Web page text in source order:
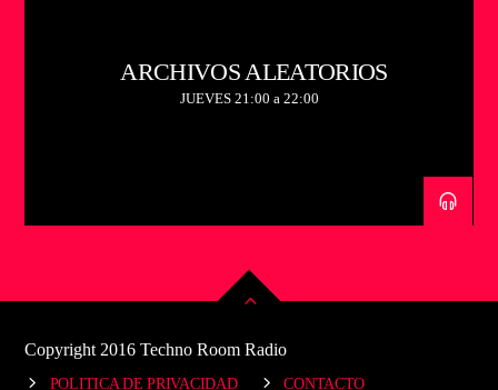
ARCHIVOS ALEATORIOS
JUEVES 21:00 a 22:00
Copyright 2016 Techno Room Radio
POLITICA DE PRIVACIDAD CONTACTO